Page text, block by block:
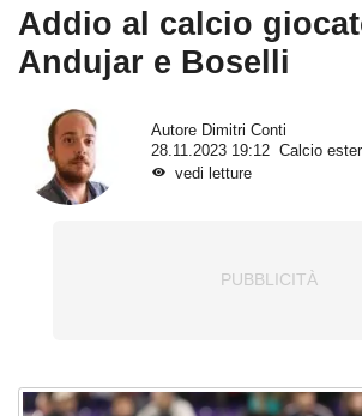
Addio al calcio
Andujar e Boselli
Autore Dimitri Conti
28.11.2023 19:12
Calcio
vedi letture